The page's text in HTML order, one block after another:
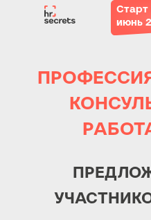
Старт
июнь